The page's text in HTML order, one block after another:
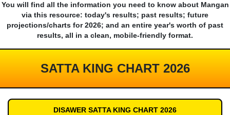
You will find all the information you need to know about Mangan
via this resource: today's results; past results; future
projections/charts for 2026; and an entire year's worth of past
results, all in a clean, mobile-friendly format.
SATTA KING CHART 2026
DISAWER SATTA KING CHART 2026